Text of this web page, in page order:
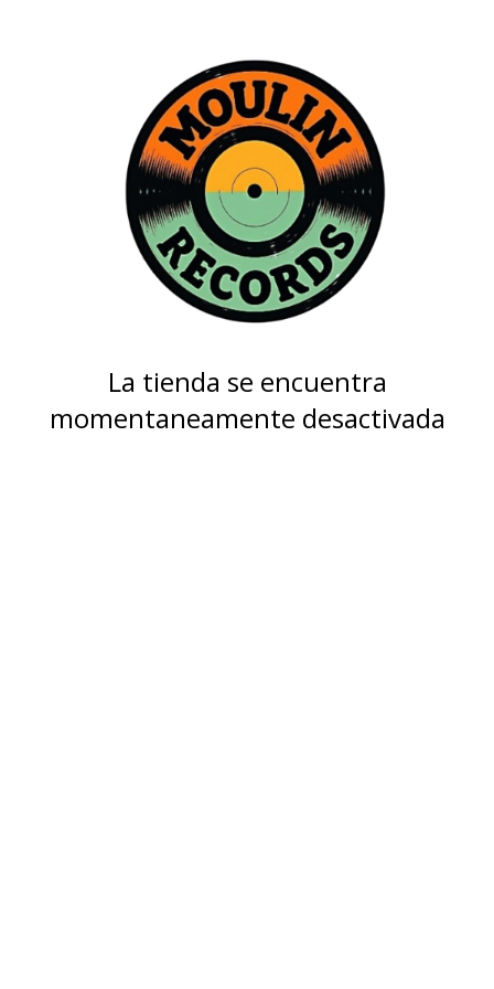
La tienda se encuentra
momentaneamente desactivada